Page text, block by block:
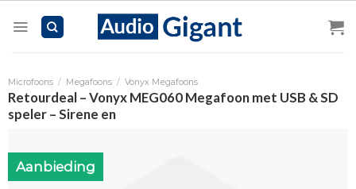
Microfoons / Megafoons / Vonyx Megafoons
Retourdeal – Vonyx MEG060 Megafoon met USB & SD
speler – Sirene en
Aanbieding